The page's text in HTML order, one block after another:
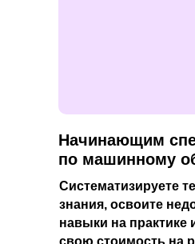
Начинающим
по машинному
Систематизируете
знания, освоите
навыки на практике
свою стоимость на